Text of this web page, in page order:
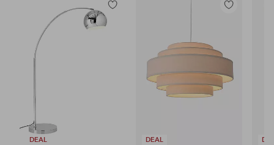
DEAL
Tilføj
til
DEAL
Tilføj